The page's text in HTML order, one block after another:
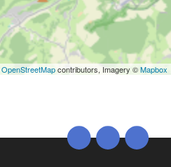
OpenStreetMapcontributors, Imagery ©Mapbox